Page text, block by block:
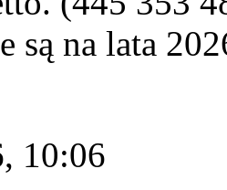
są na lata
10:06